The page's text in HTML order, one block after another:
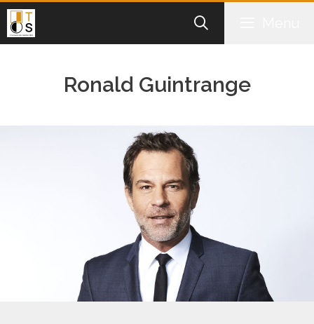
Aller
au
contenu
Ronald Guintrange